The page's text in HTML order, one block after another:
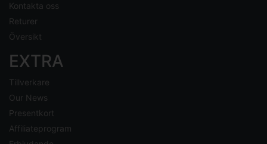
Kontakta oss
Returer
Översikt
EXTRA
Tillverkare
Our News
Presentkort
Affiliateprogram